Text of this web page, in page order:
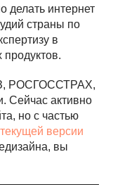
делать интернет
страны по
в
РОСГОССТРАХ,
активно
но с частью
текущей версии
вы